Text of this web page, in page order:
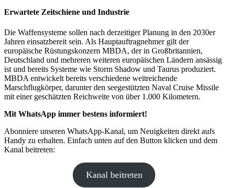
Erwartete Zeitschiene und Industrie
Die Waffensysteme sollen nach derzeitiger Planung in den 2030er
Jahren einsatzbereit sein. Als Hauptauftragnehmer gilt der
europäische Rüstungskonzern MBDA, der in Großbritannien,
Deutschland und mehreren weiteren europäischen Ländern ansässig
ist und bereits Systeme wie Storm Shadow und Taurus produziert.
MBDA entwickelt bereits verschiedene weitreichende
Marschflugkörper, darunter den seegestützten Naval Cruise Missile
mit einer geschätzten Reichweite von über 1.000 Kilometern.
Mit WhatsApp immer bestens informiert!
Abonniere unseren WhatsApp-Kanal, um Neuigkeiten direkt aufs
Handy zu erhalten. Einfach unten auf den Button klicken und dem
Kanal beitreten:
Kanal beitreten